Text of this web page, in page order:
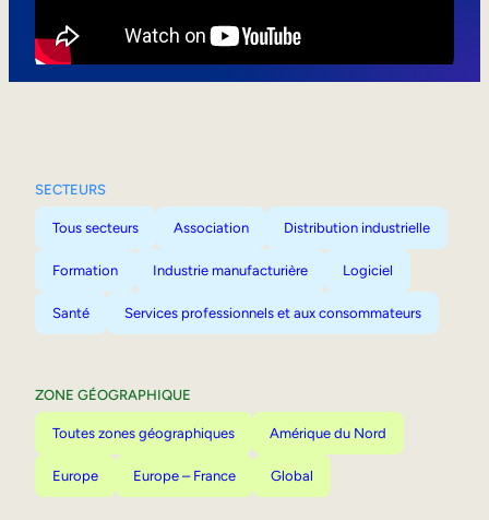
SECTEURS
Tous secteurs Association Distribution industrielle
Formation Industrie manufacturière Logiciel
Santé Services professionnels et aux consommateurs
ZONE GÉOGRAPHIQUE
Toutes zones géographiques Amérique du Nord
Europe Europe – France Global